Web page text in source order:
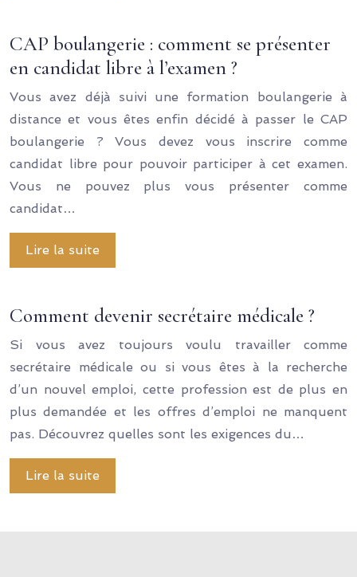
CAP boulangerie : comment se présenter
en candidat libre à l’examen ?
Vous avez déjà suivi une formation boulangerie à
distance et vous êtes enfin décidé à passer le CAP
boulangerie ? Vous devez vous inscrire comme
candidat libre pour pouvoir participer à cet examen.
Vous ne pouvez plus vous présenter comme
candidat…
Lire la suite
Comment devenir secrétaire médicale ?
Si vous avez toujours voulu travailler comme
secrétaire médicale ou si vous êtes à la recherche
d’un nouvel emploi, cette profession est de plus en
plus demandée et les offres d’emploi ne manquent
pas. Découvrez quelles sont les exigences du…
Lire la suite